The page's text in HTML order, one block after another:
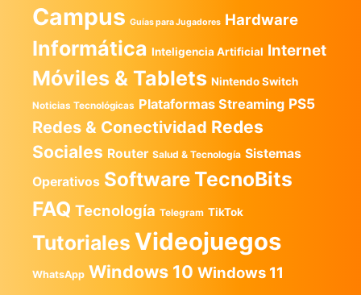
Campus Guías para Jugadores Hardware
Informática Inteligencia Artificial Internet
Móviles & Tablets Nintendo Switch
Noticias Tecnológicas Plataformas Streaming PS5
Redes & Conectividad Redes
Sociales Router Salud & Tecnología Sistemas
Operativos SoftwareTecnoBits
FAQ Tecnología Telegram TikTok
Tutoriales Videojuegos
WhatsApp Windows 10 Windows 11